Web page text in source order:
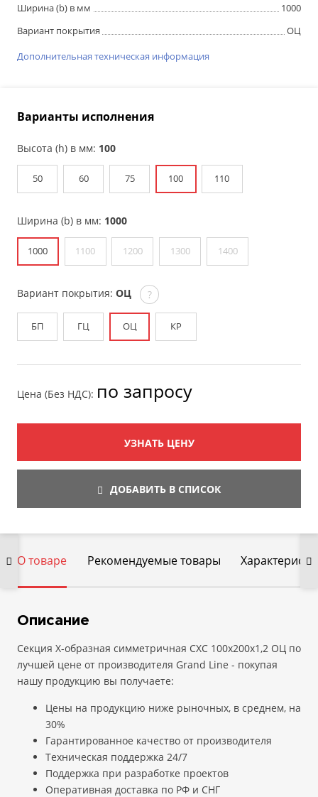
Ширина (b) в мм
1000
Вариант покрытия
ОЦ
Дополнительная техническая информация
Варианты исполнения
Высота (h) в мм: 100
50 60 75 100 110
Ширина (b) в мм: 1000
1000 1100 1200 1300 1400
Вариант покрытия: ОЦ ?
БП ГЦ ОЦ КР
Цена (Без НДС): по запросу
УЗНАТЬ ЦЕНУ
ДОБАВИТЬ В СПИСОК
О товаре Рекомендуемые товары
Описание
Секция Х-образная симметричная СХС 100х200х1,2 ОЦ по
лучшей цене от производителя Grand Line - покупая
нашу продукцию вы получаете:
Цены на продукцию ниже рыночных, в среднем, на
30%
Гарантированное качество от производителя
Техническая поддержка 24/7
Поддержка при разработке проектов
Оперативная доставка по РФ и СНГ